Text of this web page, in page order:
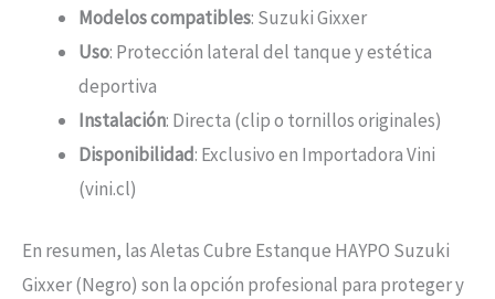
Modelos compatibles: Suzuki Gixxer
Uso: Protección lateral del tanque y estética
deportiva
Instalación: Directa (clip o tornillos originales)
Disponibilidad: Exclusivo en Importadora Vini
(vini.cl)
En resumen, las Aletas Cubre Estanque HAYPO Suzuki
Gixxer (Negro) son la opción profesional para proteger y